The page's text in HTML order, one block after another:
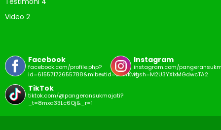
Video 2
Facebook
facebook.com/profile.php?
id=61557172655788&mibextid=ZbWKwL
Instagram
instagram.com/
igsh=M2U3YXIxMGdwcTA2
TikTok
tiktok.com/@pangeransukmajati?
_t=8mxa33Lc6Qj&_r=1